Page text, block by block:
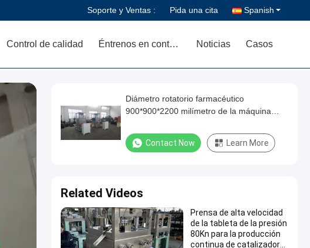
Soporte y Ventas : Pida una cita Spanish
Control de calidad Éntrenos en contacto con Noticias Casos
Diámetro rotatorio farmacéutico
900*900*2200 milímetro de la máquina
Contact Now Learn More
Related Videos
Prensa de alta velocidad
de la tableta de la presión
80Kn para la producción
continua de catalizador